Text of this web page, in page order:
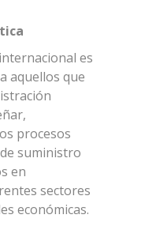
es
aquellos que
procesos
suministro
en
sectores
económicas.